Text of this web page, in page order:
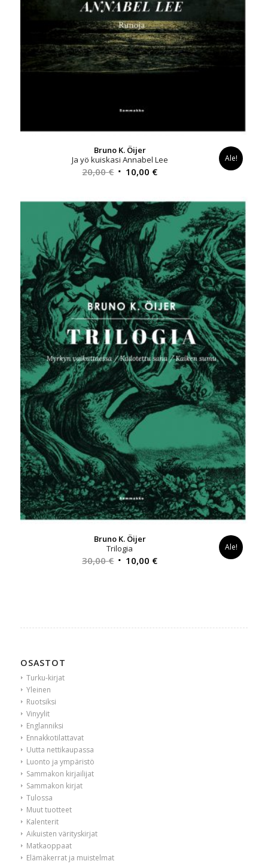
Bruno K. Öijer
Ja yö kuiskasi Annabel Lee
20,00€ Alkuperäinen
oli:
20,00 €.
10,00 €Nykyinen
on:
10,00 €.
Ale!
Bruno K. Öijer
Trilogia
30,00€ Alkuperäinen
10,00 €Nykyinen
Ale!
OSASTOT
Turku-kirjat
Yleinen
Ruotsiksi
Vinyylit
Englanniksi
Ennakkotilattavat
Uutta nettikaupassa
Luonto ja ympäristö
Sammakon kirjailijat
Sammakon kirjat
Tulossa
Muut tuotteet
Kalenterit
Aikuisten värityskirjat
Matkaoppaat
Elämäkerrat ja muistelmat